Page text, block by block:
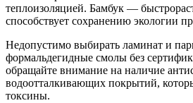
теплоизоляцией. Бамбук —
способствует сохранению экологии
Недопустимо выбирать ламинат и
формальдегидные смолы без
обращайте внимание на наличие
водоотталкивающих покрытий,
токсины.